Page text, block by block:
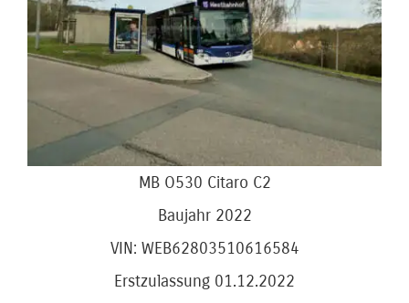
MB O530 Citaro C2
Baujahr 2022
VIN: WEB62803510616584
Erstzulassung 01.12.2022